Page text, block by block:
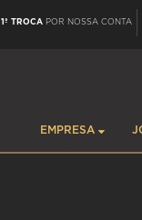
1ª TROCA POR NOSSA CONTA
EMPRESA